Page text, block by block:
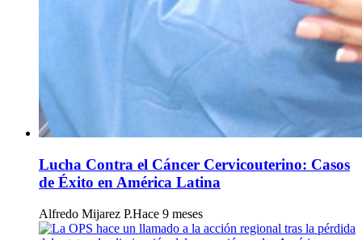
Lucha Contra el Cáncer Cervicouterino: Casos
de Éxito en América Latina
Alfredo Mijarez P.Hace 9 meses